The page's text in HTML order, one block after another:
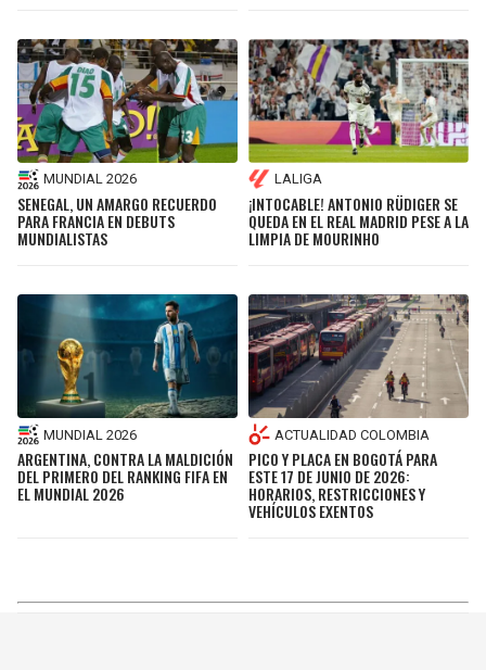
MUNDIAL 2026
SENEGAL, UN AMARGO RECUERDO
PARA FRANCIA EN DEBUTS
MUNDIALISTAS
LALIGA
¡INTOCABLE! ANTONIO RÜDIGER SE
QUEDA EN EL REAL MADRID PESE A LA
LIMPIA DE MOURINHO
MUNDIAL 2026
ARGENTINA, CONTRA LA MALDICIÓN
DEL PRIMERO DEL RANKING FIFA EN
EL MUNDIAL 2026
ACTUALIDAD COLOMBIA
PICO Y PLACA EN BOGOTÁ PARA
ESTE 17 DE JUNIO DE 2026:
HORARIOS, RESTRICCIONES Y
VEHÍCULOS EXENTOS